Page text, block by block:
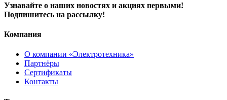
Узнавайте о наших новостях и акциях первыми!
Подпишитесь на рассылку!
Компания
О компании «Электротехника»
Партнёры
Сертификаты
Контакты